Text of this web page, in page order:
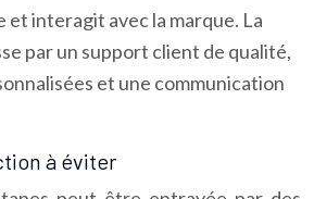
interagit avec la marque. La
par un support client de qualité,
et une communication
à éviter